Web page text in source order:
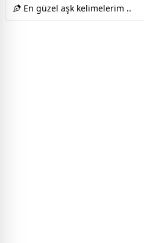
En güzel aşk kelimelerim ..